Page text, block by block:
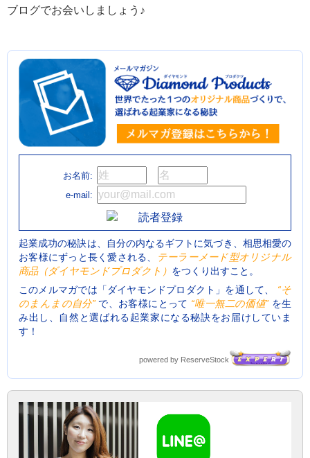
ブログでお会いしましょう♪
お名前:
e-mail:
起業成功の秘訣は、自分の内なるギフトに気づき、相思相愛の
お客様にずっと長く愛される、
テーラーメード型オリジナル
商品（ダイヤモンドプロダクト） をつくり出すこと。
このメルマガでは「ダイヤモンドプロダクト」を通して、 “そ
のまんまの自分”で、お客様にとって “唯一無二の価値” を生
み出し、自然と選ばれる起業家になる秘訣をお届けしていま
す！
powered by ReserveStock